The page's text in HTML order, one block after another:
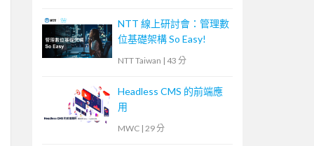
NTT 線上研討會：管理數
位基礎架構 So Easy!
NTT Taiwan | 43 分
Headless CMS 的前端應
用
MWC | 29 分